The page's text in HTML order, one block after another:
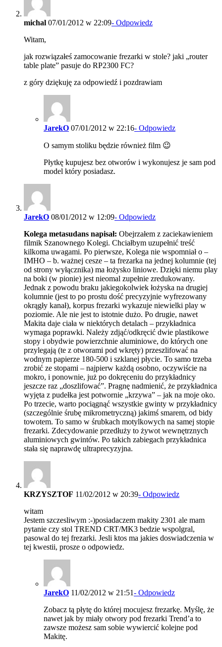
michal 07/01/2012 w 22:09- Odpowiedz
Witam,
jak rozwiązałeś zamocowanie frezarki w stole? jaki „router
table plate” pasuje do RP2300 FC?
z góry dziękuję za odpowiedź i pozdrawiam
JarekO 07/01/2012 w 22:16- Odpowiedz
O samym stoliku będzie również film 😉
Płytkę kupujesz bez otworów i wykonujesz je sam pod
model który posiadasz.
JarekO 08/01/2012 w 12:09- Odpowiedz
Kolega metasudans napisał: Obejrzałem z zaciekawieniem
filmik Szanownego Kolegi. Chciałbym uzupełnić treść
kilkoma uwagami. Po pierwsze, Kolega nie wspomniał o –
IMHO – b. ważnej cesze – ta frezarka na jednej kolumnie (tej
od strony wyłącznika) ma łożysko liniowe. Dzięki niemu play
na boki (w pionie) jest nieomal zupełnie zredukowany.
Jednak z powodu braku jakiegokolwiek łożyska na drugiej
kolumnie (jest to po prostu dość precyzyjnie wyfrezowany
okrągły kanał), korpus frezarki wykazuje niewielki play w
poziomie. Ale nie jest to istotnie dużo. Po drugie, nawet
Makita daje ciała w niektórych detalach – przykładnica
wymaga poprawki. Należy zdjąć/odkręcić dwie plastikowe
stopy i obydwie powierzchnie aluminiowe, do których one
przylegają (te z otworami pod wkręty) przeszlifować na
wodnym papierze 180-500 i szklanej płycie. To samo trzeba
zrobić ze stopami – najpierw każdą osobno, oczywiście na
mokro, i ponownie, już po dokręceniu do przykładnicy
jeszcze raz „doszlifować”. Pragnę nadmienić, że przykładnica
wyjęta z pudełka jest potwornie „krzywa” – jak na moje oko.
Po trzecie, warto pociągnąć wszystkie gwinty w przykładnicy
(szczególnie śrubę mikrometryczną) jakimś smarem, od bidy
towotem. To samo w śrubkach motylkowych na samej stopie
frezarki. Zdecydowanie przedłuży to żywot wewnętrznych
aluminiowych gwintów. Po takich zabiegach przykładnica
stała się naprawdę ultraprecyzyjna.
KRZYSZTOF 11/02/2012 w 20:39- Odpowiedz
witam
Jestem szczesliwym :-)posiadaczem makity 2301 ale mam
pytanie czy stol TREND CRT/MK3 bedzie wspolgral,
pasowal do tej frezarki. Jesli ktos ma jakies doswiadczenia w
tej kwestii, prosze o odpowiedz.
JarekO 11/02/2012 w 21:51- Odpowiedz
Zobacz tą płytę do której mocujesz frezarkę. Myślę, że
nawet jak by miały otwory pod frezarki Trend’a to
zawsze możesz sam sobie wywiercić kolejne pod
Makitę.